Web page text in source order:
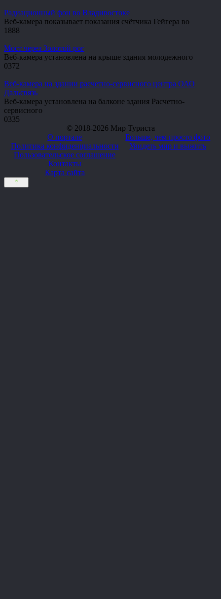
Радиационный фон во Владивостоке
Веб-камера показывает показания счётчика Гейгера во
1 888
Мост через Золотой рог
Веб-камера установлена на крыше здания молодежного
0372
Веб-камера на здании расчетно-сервисного центра ОАО
Дальсвязь
Веб-камера установлена на балконе здания Расчетно-
сервисного
0335
© 2018-2026 Мир Туриста
О портале
Политика конфиденциальности
Пользовательское соглашение
Контакты
Карта сайта
Больше, чем просто фото
Увидеть мир и выжить